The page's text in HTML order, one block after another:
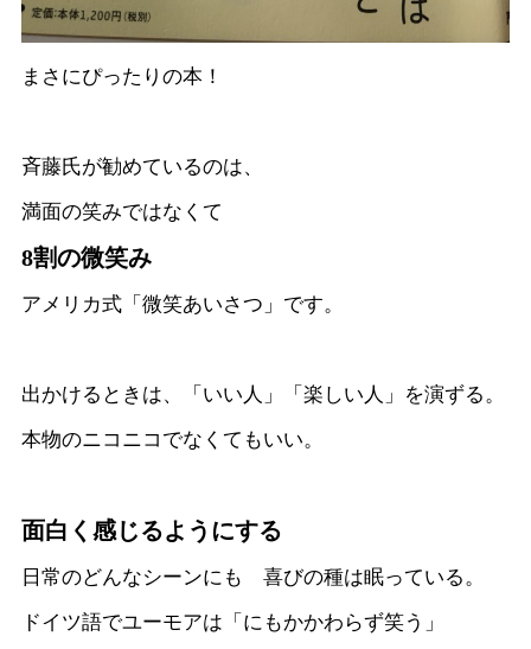
まさにぴったりの本！
斉藤氏が勧めているのは、
満面の笑みではなくて
8割の微笑み
アメリカ式「微笑あいさつ」です。
出かけるときは、「いい人」「楽しい人」を演ずる。
本物のニコニコでなくてもいい。
面白く感じるようにする
日常のどんなシーンにも 喜びの種は眠っている。
ドイツ語でユーモアは「にもかかわらず笑う」